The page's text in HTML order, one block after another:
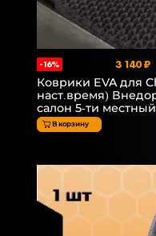
-16% 3 140 ₽
Коврики EVA для
наст.время)
салон 5-ти
В корзину